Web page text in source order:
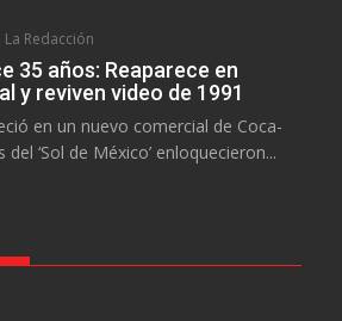
La Redacción
35 años: Reaparece en
y reviven video de 1991
en un nuevo comercial de Coca-
‘Sol de México’ enloquecieron...